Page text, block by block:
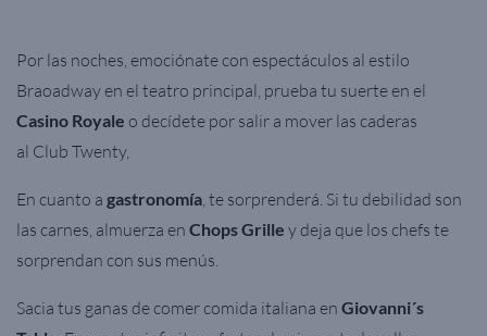
Por las noches, emociónate con espectáculos al estilo
Braoadwayen el teatro principal , prueba tu suerte en el
Casino Royale o decídete por salir a mover las caderas
al Club Twenty,
En cuanto a gastronomía , te sorprenderá. Si tu debilidad son
las carnes, almuerza en Chops Grille y deja que los chefs te
sorprendan con sus menús.
Sacia tus ganas de comer comida italiana en Giovanni´s